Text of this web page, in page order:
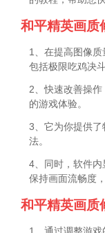
和平精英画质
1、在提高图像质
包括极限吃鸡决斗
2、快速改善操
的游戏体验。
3、它为你提供
法。
4、同时，软件
保持画面流畅度
和平精英画质
1、通过调整游